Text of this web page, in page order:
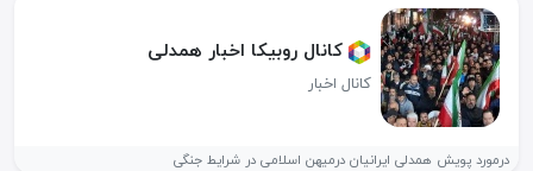
کانال روبیکا اخبار همدلی
کانال اخبار
درمورد پویش همدلی ایرانیان درمیهن اسلامی در شرایط جنگی